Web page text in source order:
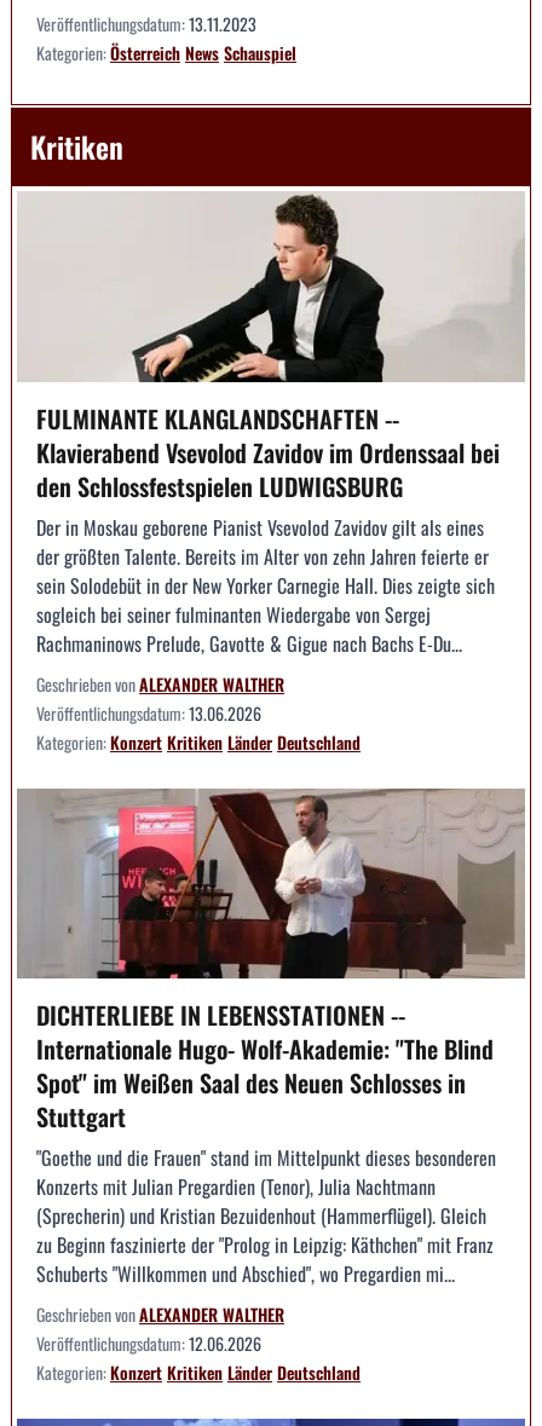
Veröffentlichungsdatum:13.11.2023
Kategorien:ÖsterreichNewsSchauspiel
Kritiken
FULMINANTE KLANGLANDSCHAFTEN --
Klavierabend Vsevolod Zavidov im Ordenssaal bei
den Schlossfestspielen LUDWIGSBURG
Der in Moskau geborene Pianist Vsevolod Zavidov gilt als eines
der größten Talente. Bereits im Alter von zehn Jahren feierte er
sein Solodebüt in der New Yorker Carnegie Hall. Dies zeigte sich
sogleich bei seiner fulminanten Wiedergabe von Sergej
Rachmaninows Prelude, Gavotte & Gigue nach Bachs E-Du...
Geschrieben vonALEXANDER WALTHER
Veröffentlichungsdatum:13.06.2026
Kategorien:KonzertKritikenLänderDeutschland
DICHTERLIEBE IN LEBENSSTATIONEN --
Internationale Hugo- Wolf-Akademie: "The Blind
Spot" im Weißen Saal des Neuen Schlosses in
Stuttgart
"Goethe und die Frauen" stand im Mittelpunkt dieses besonderen
Konzerts mit Julian Pregardien (Tenor), Julia Nachtmann
(Sprecherin) und Kristian Bezuidenhout (Hammerflügel). Gleich
zu Beginn faszinierte der "Prolog in Leipzig: Käthchen" mit Franz
Schuberts "Willkommen und Abschied", wo Pregardien mi...
Geschrieben vonALEXANDER WALTHER
Veröffentlichungsdatum:12.06.2026
Kategorien:KonzertKritikenLänderDeutschland